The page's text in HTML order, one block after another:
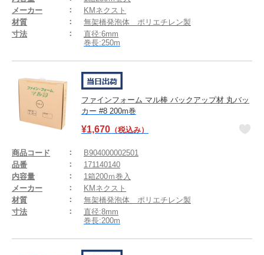
メーカー
KMネクスト
材質
無架橋発泡体 ポリエチレン製
寸法
直径:6mm
巻長:250m
ファインフォーム マル棒 バックアップ材 丸バッ
カー #8 200m巻
¥1,670 （税込み）
商品コード
B904000002501
品番
171140140
内容量
1箱200ｍ巻入
メーカー
KMネクスト
材質
無架橋発泡体 ポリエチレン製
寸法
直径:8mm
巻長:200m